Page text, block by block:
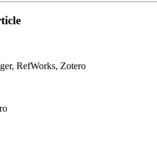
RefWorks, Zotero